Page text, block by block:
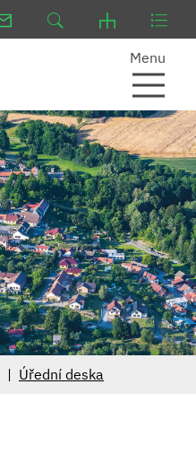
Menu
Úřední deska